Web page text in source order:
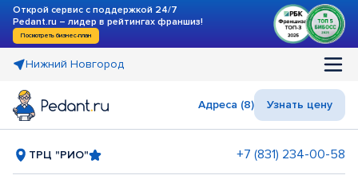
Открой сервис с поддержкой 24/7
Pedant.ru – лидер в рейтингах франшиз!
Посмотреть бизнес-план
Нижний Новгород
Адреса (8) Узнать цену
ТРЦ "РИО" +7 (831) 234-00-58